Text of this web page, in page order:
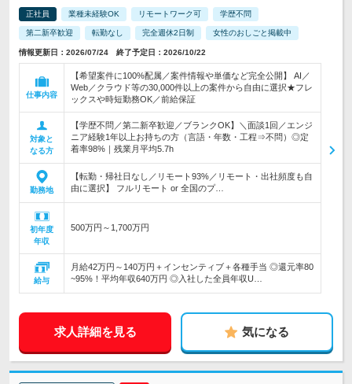
正社員 業種未経験OK リモートワーク可 学歴不問
第二新卒歓迎 転勤なし 完全週休2日制 女性のおしごと掲載中
情報更新日：2026/07/24 終了予定日：2026/10/22
仕事内容
【希望案件に100%配属／案件情報や単価など完全公開】 AI／
Web／クラウド等の30,000件以上の案件から自由に選択★フレ
ックスや時短勤務OK／前給保証
対象と
なる方
【学歴不問／第二新卒歓迎／ブランクOK】＼面談1回／エンジ
ニア経験1年以上お持ちの方（言語・年数・工程⇒不問）◎定
着率98%｜残業月平均5.7h
勤務地
【転勤・帰社日なし／リモート93%／リモート・出社頻度も自
由に選択】 フルリモート or 全国のプ…
初年度
年収
500万円～1,700万円
給与
月給42万円～140万円＋インセンティブ＋各種手当 ◎還元率80
~95%！平均年収640万円 ◎入社した全員年収U…
求人詳細を見る 気になる